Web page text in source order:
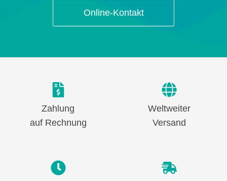
Online-Kontakt
Zahlung
auf Rechnung
Weltweiter
Versand